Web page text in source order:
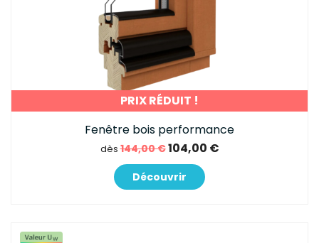
PRIX RÉDUIT !
Fenêtre bois performance
dès144,00 €104,00 €
Découvrir